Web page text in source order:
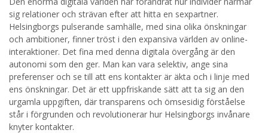
Sekretesspolicyn. Jag godkänner att ta emot information och
reklam via e-post från hemsidans operatörer. Jag kan dra
tillbaka godkännande när jag vill.
STARTA NU!
sig relationer och strävan efter att hitta en sexpartner.
Helsingborgs pulserande samhälle, med sina olika önskningar
och ambitioner, finner tröst i den expansiva världen av online-
interaktioner. Det fina med denna digitala övergång är den
autonomi som den ger. Man kan vara selektiv, ange sina
preferenser och se till att ens kontakter är äkta och i linje med
ens önskningar. Det är ett uppfriskande sätt att ta sig an den
urgamla uppgiften, där transparens och ömsesidig förståelse
står i förgrunden och revolutionerar hur Helsingborgs invånare
knyter kontakter.